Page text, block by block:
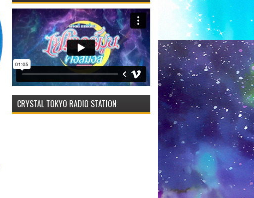
CRYSTAL TOKYO RADIO STATION